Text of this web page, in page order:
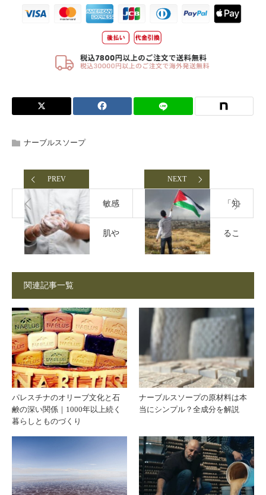
ナーブルスソープ
PREV
敏感
肌や
ルが
多い
人に
ナー
NEXT
「知
るこ
援に
｜ナ
ーブ
ルス
ソー
関連記事一覧
パレスチナのオリーブ文化と石
鹸の深い関係｜1000年以上続く
暮らしとものづくり
ナーブルスソープの原材料は本
当にシンプル？全成分を解説